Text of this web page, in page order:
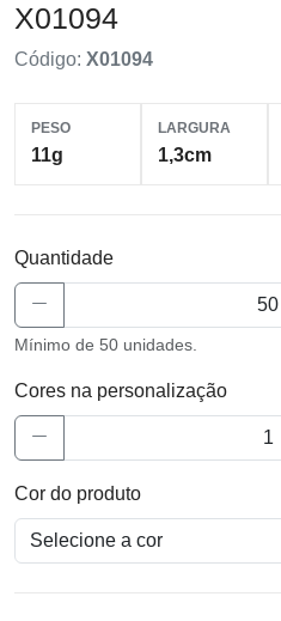
X01094
Código: X01094
PESO
11g
LARGURA
1,3cm
Quantidade
Mínimo de 50 unidades.
Cores na personalização
Cor do produto